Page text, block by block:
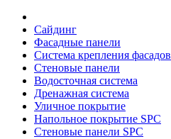
Сайдинг
Фасадные панели
Система крепления фасадов
Стеновые панели
Водосточная система
Дренажная система
Уличное покрытие
Напольное покрытие SPC
Стеновые панели SPC